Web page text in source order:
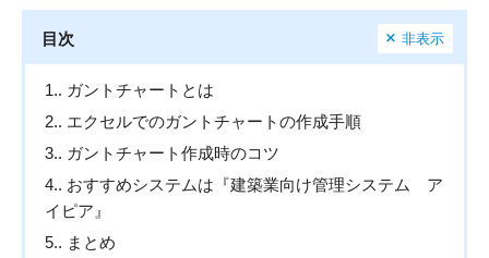
目次 非表示
1.
ガントチャートとは
2. エクセルでのガントチャートの作成手順
3.
ガントチャート作成時のコツ
4. おすすめシステムは『建築業向け管理システム ア
イピア』
5.
まとめ